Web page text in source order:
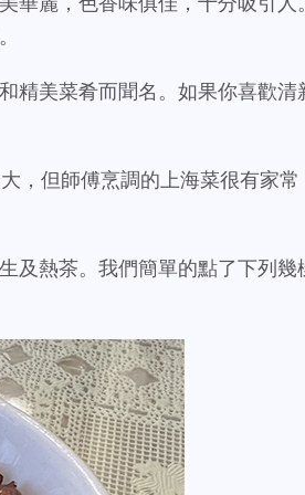
精美菜肴而聞名。如果你喜歡清
，但師傅烹調的上海菜很有家常
及熱茶。我們簡單的點了下列幾